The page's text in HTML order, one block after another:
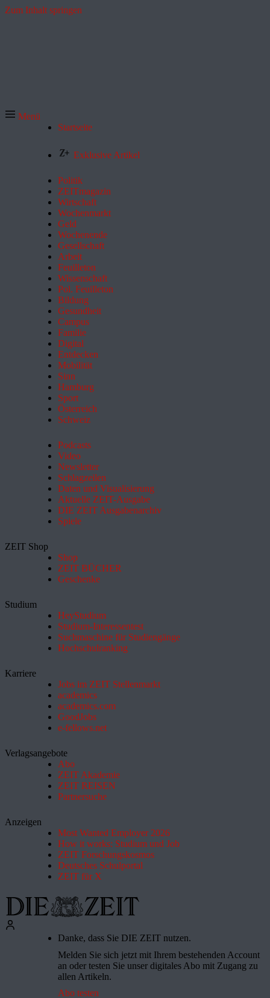
Zum Inhalt springen
Menü
Startseite
Exklusive Artikel
Politik
ZEITmagazin
Wirtschaft
Wochenmarkt
Geld
Wochenende
Gesellschaft
Arbeit
Feuilleton
Wissenschaft
Pol. Feuilleton
Bildung
Gesundheit
Campus
Familie
Digital
Entdecken
Mobilität
Sinn
Hamburg
Sport
Österreich
Schweiz
Podcasts
Video
Newsletter
Schlagzeilen
Daten und Visualisierung
Aktuelle ZEIT-Ausgabe
DIE ZEIT Ausgabenarchiv
Spiele
ZEIT Shop
Shop
ZEIT BÜCHER
Geschenke
Studium
HeyStudium
Studium-Interessentest
Suchmaschine für Studiengänge
Hochschulranking
Karriere
Jobs im ZEIT Stellenmarkt
academics
academics.com
GoodJobs
e-fellows.net
Verlagsangebote
Abo
ZEIT Akademie
ZEIT REISEN
Partnersuche
Anzeigen
Most Wanted Employer 2026
How it works: Studium und Job
ZEIT Forschungskosmos
Deutsches Schulportal
ZEIT für X
Danke, dass Sie DIE ZEIT nutzen.
Melden Sie sich jetzt mit Ihrem bestehenden Account
an oder testen Sie unser digitales Abo mit Zugang zu
allen Artikeln.
Abo testen